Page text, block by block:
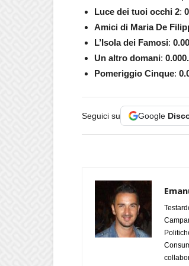
Luce dei tuoi occhi 2:
Amici di Maria De
L’Isola dei Famosi:
Un altro domani:
Pomeriggio Cinque:
Seguici su Google